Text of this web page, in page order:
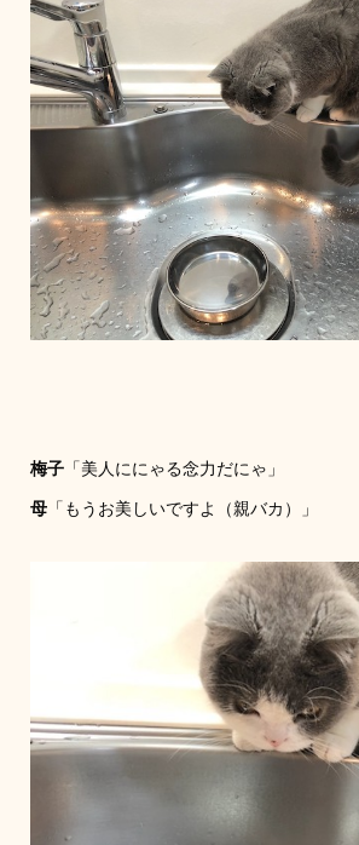
梅子「美人ににゃる念力だにゃ」
母「もうお美しいですよ（親バカ）」